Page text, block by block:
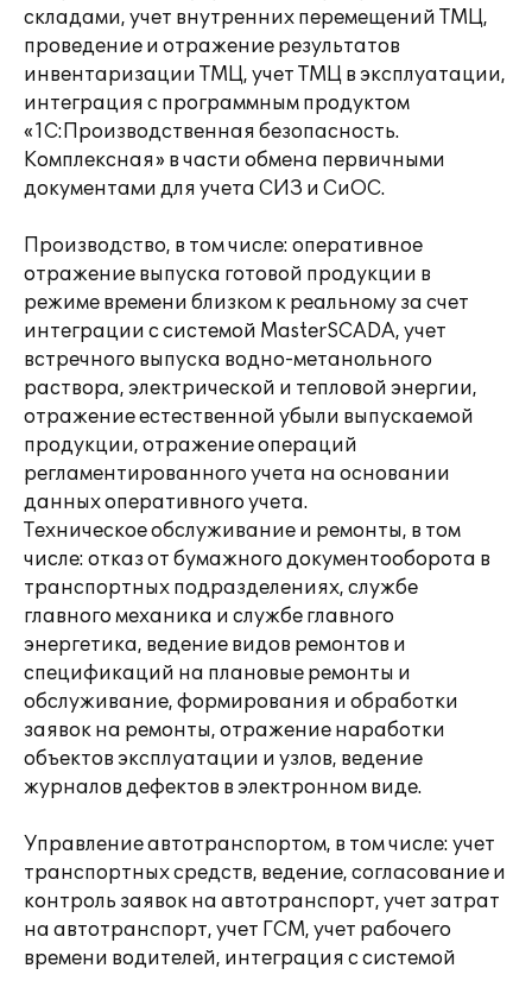
складами, учет внутренних перемещений ТМЦ,
проведение и отражение результатов
инвентаризации ТМЦ, учет ТМЦ в эксплуатации,
интеграция с программным продуктом
«1С:Производственная безопасность.
Комплексная» в части обмена первичными
документами для учета СИЗ и СиОС.
Производство, в том числе: оперативное
отражение выпуска готовой продукции в
режиме времени близком к реальному за счет
интеграции с системой MasterSCADA, учет
встречного выпуска водно-метанольного
раствора, электрической и тепловой энергии,
отражение естественной убыли выпускаемой
продукции, отражение операций
регламентированного учета на основании
данных оперативного учета.
Техническое обслуживание и ремонты, в том
числе: отказ от бумажного документооборота в
транспортных подразделениях, службе
главного механика и службе главного
энергетика, ведение видов ремонтов и
спецификаций на плановые ремонты и
обслуживание, формирования и обработки
заявок на ремонты, отражение наработки
объектов эксплуатации и узлов, ведение
журналов дефектов в электронном виде.
Управление автотранспортом, в том числе: учет
транспортных средств, ведение, согласование и
контроль заявок на автотранспорт, учет затрат
на автотранспорт, учет ГСМ, учет рабочего
времени водителей, интеграция с системой